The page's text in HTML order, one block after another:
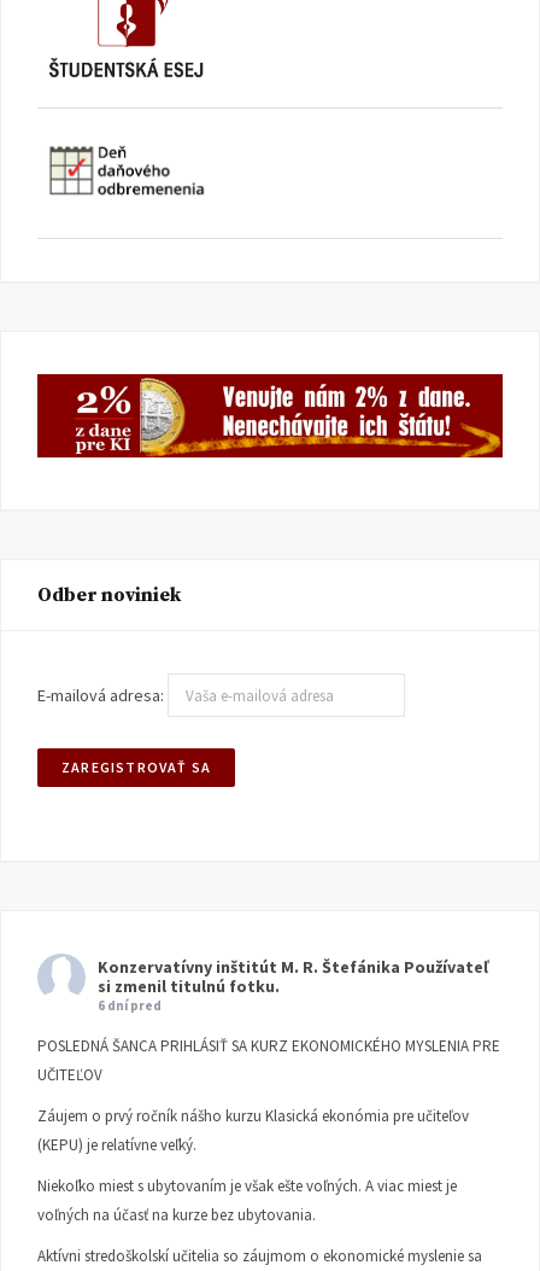
Odber noviniek
E-mailová adresa:
Konzervatívny inštitút M. R. Štefánika Používateľ
si zmenil titulnú fotku.
6 dní pred
POSLEDNÁ ŠANCA PRIHLÁSIŤ SA KURZ EKONOMICKÉHO MYSLENIA PRE
UČITEĽOV
Záujem o prvý ročník nášho kurzu Klasická ekonómia pre učiteľov
(KEPU) je relatívne veľký.
Niekoľko miest s ubytovaním je však ešte voľných. A viac miest je
voľných na účasť na kurze bez ubytovania.
Aktívni stredoškolskí učitelia so záujmom o ekonomické myslenie sa